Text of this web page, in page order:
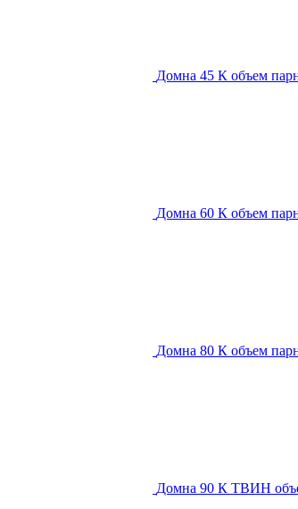
Домна 45 К объем
Домна 60 К объем
Домна 80 К объем
Домна 90 К ТВИН